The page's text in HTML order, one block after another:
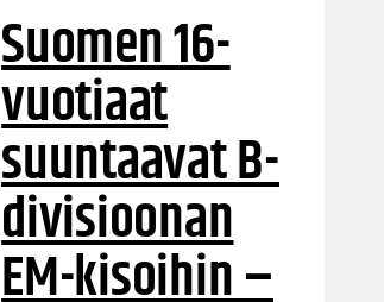
Suomen 16-
vuotiaat
suuntaavat B-
divisioonan
EM-kisoihin –